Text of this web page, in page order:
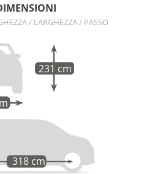
/ LARGHEZZA / PASSO
231 cm
318 cm